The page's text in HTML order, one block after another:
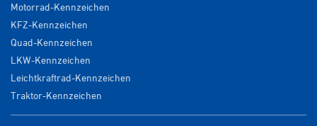
Motorrad-Kennzeichen
KFZ-Kennzeichen
Quad-Kennzeichen
LKW-Kennzeichen
Leichtkraftrad-Kennzeichen
Traktor-Kennzeichen